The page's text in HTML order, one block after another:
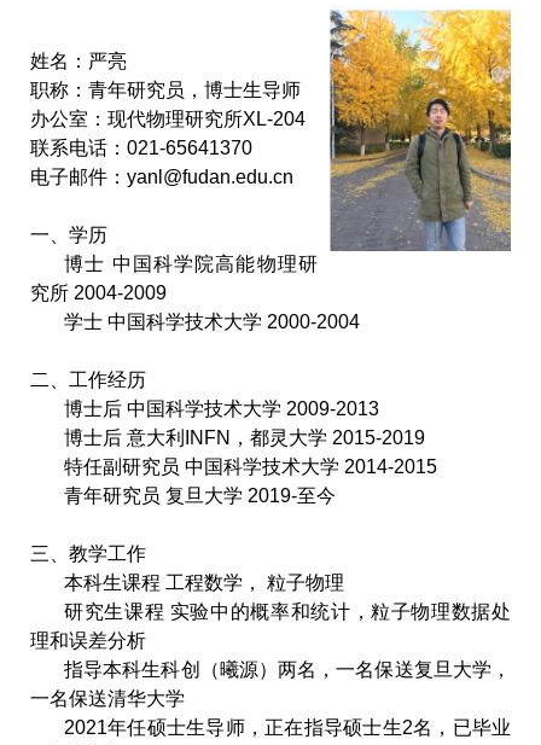
姓名：严亮
职称：青年研究员，博士生导师
办公室：现代物理研究所XL-204
联系电话： 021-65641370
电子邮件： yanl@fudan.edu.cn
一、学历
博士 中国科学院高能物理研
究所 2004-2009
学士 中国科学技术大学 2000-2004
二、工作经历
博士后 中国科学技术大学 2009-2013
博士后 意大利 INFN ，都灵大学 2015-2019
特任副研究员 中国科学技术大学 2014-2015
青年研究员 复旦大学 2019-至今
三、教学工作
本科生课程 工程数学， 粒子物理
研究生课程 实验中的概率和统计，粒子物理数据处
理和误差分析
指导本科生科创（曦源）两名，一名保送复旦大学，
一名保送清华大学
2021年任硕士生导师，正在指导硕士生2名，已毕业